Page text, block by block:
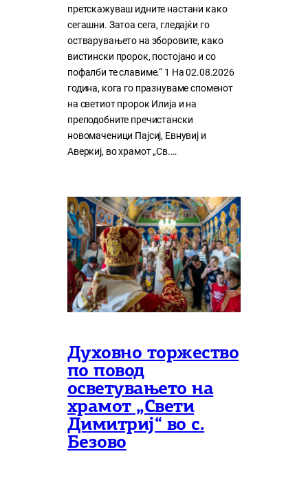
претскажуваш идните настани како
сегашни. Затоа сега, гледајќи го
остварувањето на зборовите, како
вистински пророк, постојано и со
пофалби те славиме.“ 1 На 02.08.2026
година, кога го празнуваме споменот
на светиот пророк Илија и на
преподобните пречистански
новомаченици Пајсиј, Евнувиј и
Аверкиј, во храмот „Св.…
Духовно торжество
по повод
осветувањето на
храмот „Свети
Димитриј“ во с.
Безово